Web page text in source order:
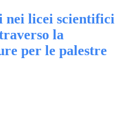
licei scientifici
la
per le palestre